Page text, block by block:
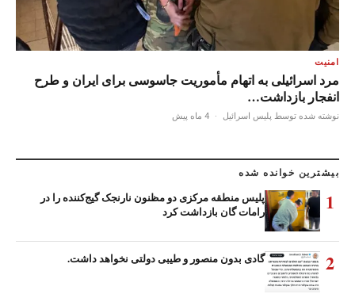
امنیت
مرد اسرائیلی به اتهام مأموریت جاسوسی برای ایران و طرح
انفجار بازداشت…
نوشته شده توسط پلیس اسرائیل · 4 ماه پیش
بیشترین خوانده شده
1
پلیس منطقه مرکزی دو مظنون نارنجک گیج‌کننده را در
رامات گان بازداشت کرد
2 گادی بدون منصور و طیبی دولتی نخواهد داشت.